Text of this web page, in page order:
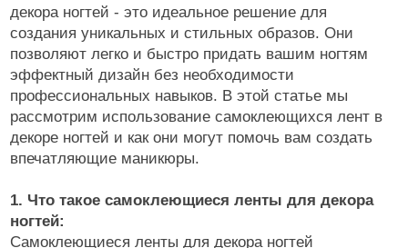
декора ногтей - это идеальное решение для
создания уникальных и стильных образов. Они
позволяют легко и быстро придать вашим ногтям
эффектный дизайн без необходимости
профессиональных навыков. В этой статье мы
рассмотрим использование самоклеющихся лент в
декоре ногтей и как они могут помочь вам создать
впечатляющие маникюры.
1. Что такое самоклеющиеся ленты для декора
ногтей:
Самоклеющиеся ленты для декора ногтей